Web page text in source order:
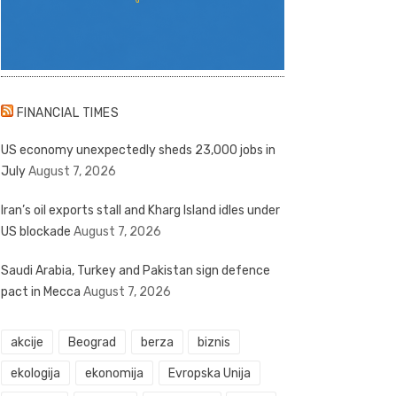
FINANCIAL TIMES
US economy unexpectedly sheds 23,000 jobs in
JulyAugust 7, 2026
Iran’s oil exports stall and Kharg Island idles under
US blockade August 7, 2026
Saudi Arabia, Turkey and Pakistan sign defence
pact in Mecca August 7, 2026
akcije Beograd berza biznis
ekologija ekonomija Evropska Unija